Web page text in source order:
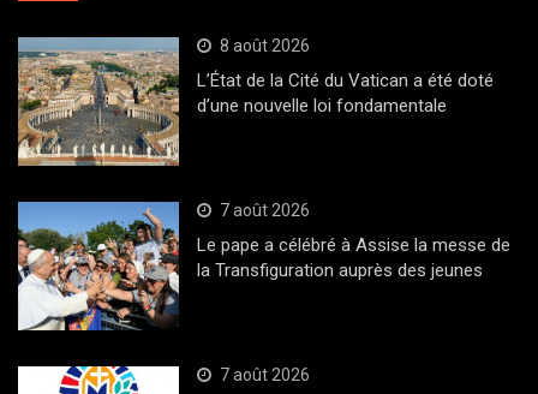
8 août 2026
L’État de la Cité du Vatican a été doté
d’une nouvelle loi fondamentale
7 août 2026
Le pape a célébré à Assise la messe de
la Transfiguration auprès des jeunes
7 août 2026